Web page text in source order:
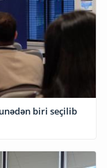
biri seçilib